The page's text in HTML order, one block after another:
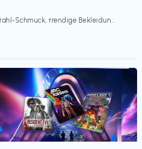
Schmuck, trendige Bekleidun...